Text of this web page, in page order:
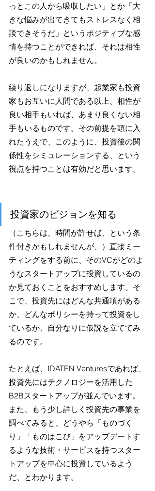
っとこの人から吸収したい」とか「大
きな悩みが出てきてもストレスなく相
談できそうだ」というポジティブな感
情を持つことができれば、それは相性
が良いのかもしれません。
繰り返しになりますが、起業家も投資
家もお互いに人間である以上、相性が
良い相手もいれば、あまり良くない相
手もいるものです。その前提を頭に入
れたうえで、このように、投資後の関
係性をシミュレーションする、という
視点を持つことは有効だと思います。
投資家のビジョンを知る
（こちらは、時間が許せば、という条
件付きかもしれませんが、）直接ミー
ティングをする前に、そのVCがどのよ
うなスタートアップに投資しているの
か見ておくことをおすすめします。そ
こで、投資先にはどんな共通項がある
か、どんなポリシーを持って投資をし
ているか、自分なりに仮説を立ててみ
るのです。
たとえば、IDATEN Venturesであれば、
投資先にはテクノロジーを活用した
B2Bスタートアップが並んでいます。
また、もう少し詳しく投資先の事業を
調べてみると、どうやら「ものづく
り」「ものはこび」をアップデートす
るような技術・サービスを持つスター
トアップを中心に投資しているよう
だ、とわかります。